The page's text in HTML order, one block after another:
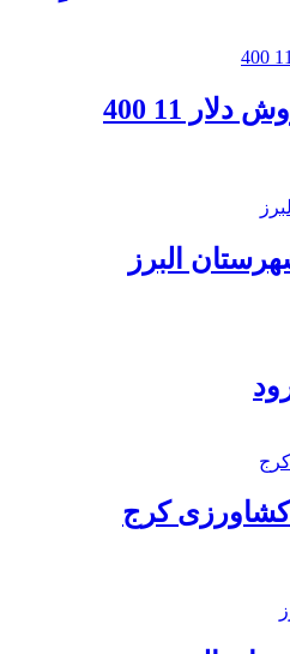
11 400
البرز
کرج